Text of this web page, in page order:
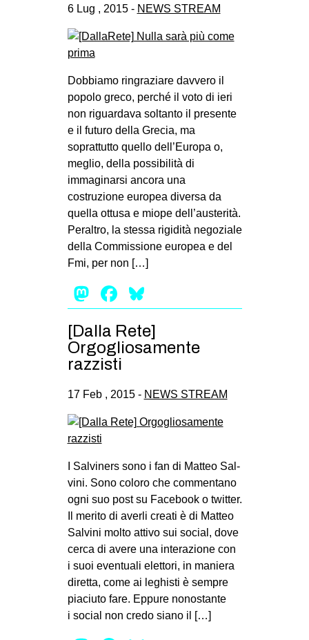
6 Lug , 2015 - NEWS STREAM
Dobbiamo ringraziare davvero il
popolo greco, perché il voto di ieri
non riguardava soltanto il presente
e il futuro della Grecia, ma
soprattutto quello dell’Europa o,
meglio, della possibilità di
immaginarsi ancora una
costruzione europea diversa da
quella ottusa e miope dell’austerità.
Peraltro, la stessa rigidità negoziale
della Commissione europea e del
Fmi, per non […]
Mastodon
Facebook
[Dalla Rete]
Orgogliosamente
razzisti
17 Feb , 2015 - NEWS STREAM
I Sal­vi­ners sono i fan di Mat­teo Sal­
vini. Sono coloro che com­men­tano
ogni suo post su Face­book o twit­ter.
Il merito di averli creati è di Mat­teo
Sal­vini molto attivo sui social, dove
cerca di avere una inte­ra­zione con
i suoi even­tuali elet­tori, in maniera
diretta, come ai leghi­sti è sem­pre
pia­ciuto fare. Eppure nono­stante
i social non credo siano il […]